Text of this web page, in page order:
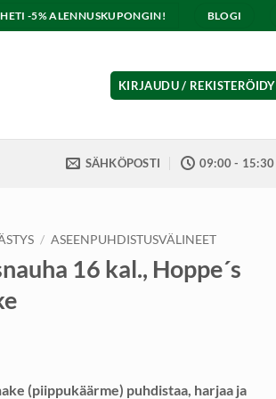
-5% ALENNUSKUPONGIN! BLOGI
KIRJAUDU / REKISTERÖIDY
SÄHKÖPOSTI 09:00 - 15:30
/ ASEENPUHDISTUSVÄLINEET
16 kal., Hoppe´s
(piippukäärme) puhdistaa, harjaa ja